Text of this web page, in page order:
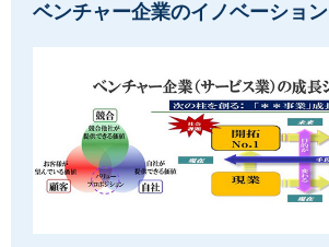
ベンチャー企業のイノベーション